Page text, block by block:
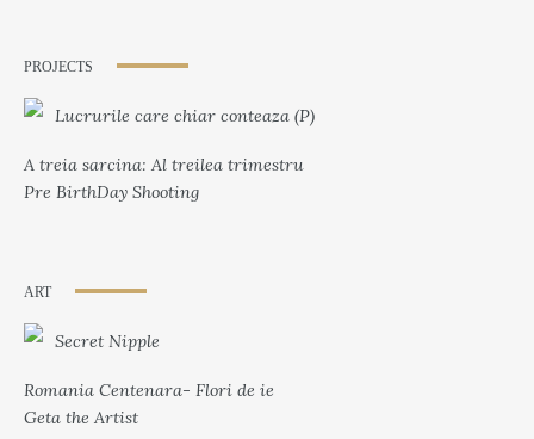
PROJECTS
Lucrurile care chiar conteaza (P)
A treia sarcina: Al treilea trimestru
Pre BirthDay Shooting
ART
Secret Nipple
Romania Centenara- Flori de ie
Geta the Artist